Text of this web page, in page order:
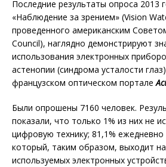
Последние результаты опроса 2013
«Наблюдение за зрением» (Vision
проведенного американским
Council), наглядно демонстрируют
использования электронных
астенопии (синдрома усталости
французском оптическом портале
Были опрошены 7160 человек.
показали, что только 1% из них не
цифровую технику; 81,1%
который, таким образом, выходит
используемых электронных